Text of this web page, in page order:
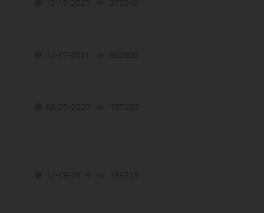
12-15-2023 273242
12-17-2021 363600
09-25-2020 187203
12-19-2019 199715